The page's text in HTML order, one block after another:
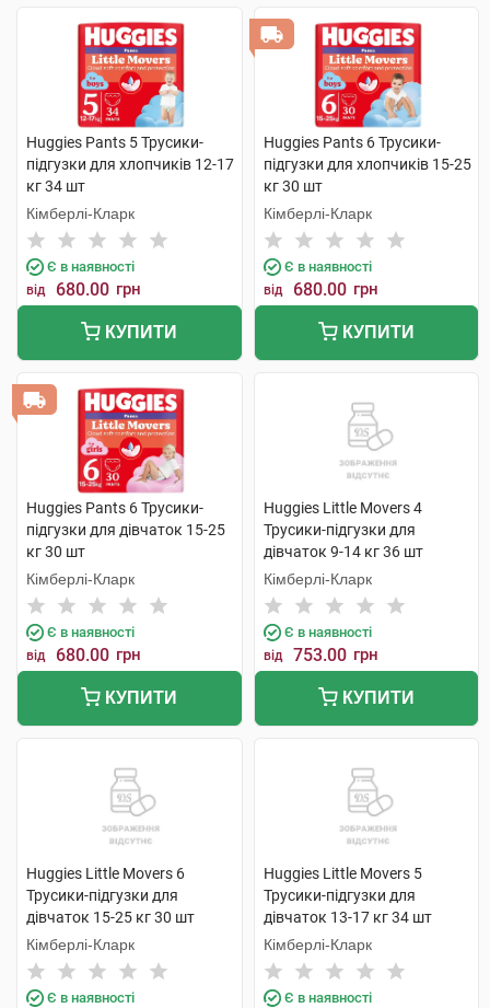
Huggies Pants 5 Трусики-
підгузки для хлопчиків 12-17
кг 34 шт
Кімберлі-Кларк
Є в наявності
від 680.00 грн
КУПИТИ
Huggies Pants 6 Трусики-
підгузки для хлопчиків 15-25
кг 30 шт
Кімберлі-Кларк
Є в наявності
від 680.00 грн
КУПИТИ
Huggies Pants 6 Трусики-
підгузки для дівчаток 15-25
кг 30 шт
Кімберлі-Кларк
Є в наявності
від 680.00 грн
КУПИТИ
Huggies Little Movers 4
Трусики-підгузки для
дівчаток 9-14 кг 36 шт
Кімберлі-Кларк
Є в наявності
від 753.00 грн
КУПИТИ
Huggies Little Movers 6
Трусики-підгузки для
дівчаток 15-25 кг 30 шт
Кімберлі-Кларк
Є в наявності
Huggies Little Movers 5
Трусики-підгузки для
дівчаток 13-17 кг 34 шт
Кімберлі-Кларк
Є в наявності